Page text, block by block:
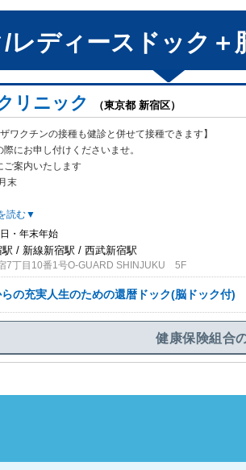
レディースドック＋
リニック （東京都 新宿区）
ワクチンの接種も健診と併せて接種できます】
際にお申し付けくださいませ。
案内いたします
末
読む▼
・年末年始
/ 新線新宿駅 / 西武新宿駅
7丁目10番1号O-GUARD SHINJUKU 5F
の充実人生のための還暦ドック(脳ドック付)
健康保険組合